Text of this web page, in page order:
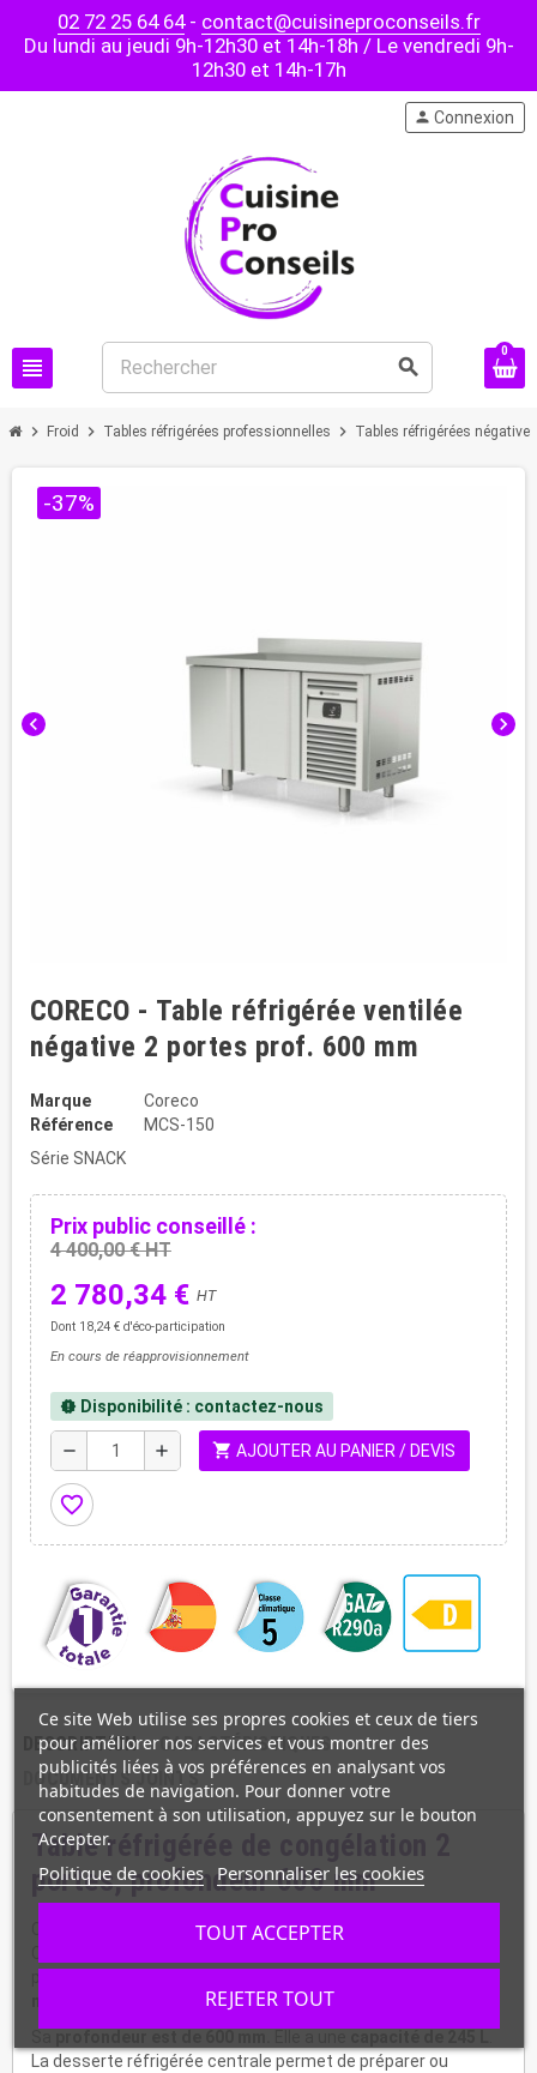
02 72 25 64 64- contact@cuisineproconseils.fr
Du lundi au jeudi 9h-12h30 et 14h-18h / Le vendredi 9h-
12h30 et 14h-17h
view_headline search
person Connexion
0
chevron_right Froid chevron_right Tables réfrigérées professionnelles chevron_right Tables réfrigérées négatives
chevron_left chevron_right
-37%
CORECO - Table réfrigérée ventilée
négative 2 portes prof. 600 mm
Marque
Coreco
Référence
MCS-150
Série SNACK
Prix public conseillé :
4 400,00 € HT
2 780,34 € HT
Dont 18,24 € d'éco-participation
En cours de réapprovisionnement
new_releases Disponibilité : contactez-nous
remove add shopping_cart AJOUTER AU PANIER / DEVIS
favorite_border
DESCRIPTION
CARACTÉRISTIQUES
DOCUMENTS JOINTS
Table réfrigérée de congélation 2
portes, profondeur 600 mm
Cette table centrale réfrigérée à température
La desserte réfrigérée centrale permet de préparer ou
Ce site Web utilise ses propres cookies et ceux de tiers
pour améliorer nos services et vous montrer des
publicités liées à vos préférences en analysant vos
habitudes de navigation. Pour donner votre
consentement à son utilisation, appuyez sur le bouton
Accepter.
Politique de cookies Personnaliser les cookies
REJETER TOUT
TOUT ACCEPTER